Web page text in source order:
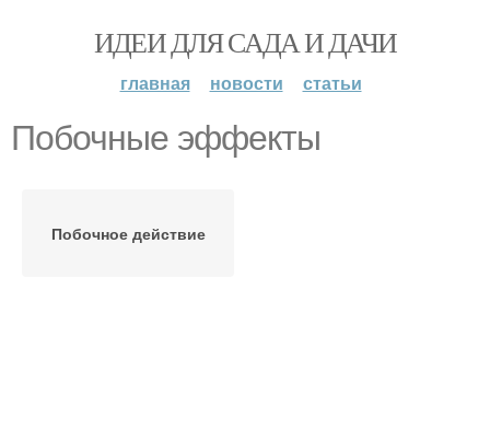
ИДЕИ ДЛЯ САДА И ДАЧИ
главная новости статьи
Побочные эффекты
Побочное действие